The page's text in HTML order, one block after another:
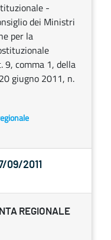
-
dei Ministri
per la
9, comma 1, della
giugno 2011, n.
09/2011
REGIONALE